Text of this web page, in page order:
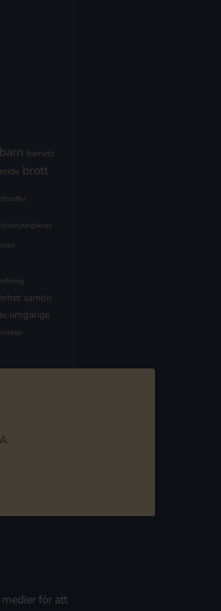
barn barnets
brott
sambo
umgänge
för att